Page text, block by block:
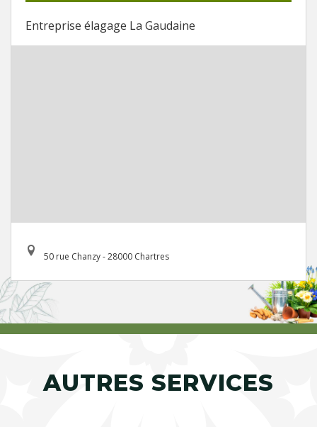
Entreprise élagage La Gaudaine
50 rue Chanzy - 28000 Chartres
AUTRES SERVICES